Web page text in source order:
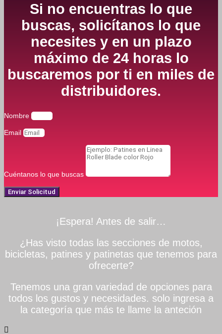
Si no encuentras lo que
buscas, solicítanos lo que
necesites y en un plazo
máximo de 24 horas lo
buscaremos por ti en miles de
distribuidores.
Nombre
Email
Cuéntanos lo que buscas
Enviar Solicitud
¡Espera! Antes de salir…
¿Has visto todas las secciones de motos,
bicicletas, patines y patinetas que tenemos para
ofrecerte?
Tenemos una gran variedad de opciones para
todos los gustos y necesidades. solo ingresa a
la categoría que más te llame la anteción